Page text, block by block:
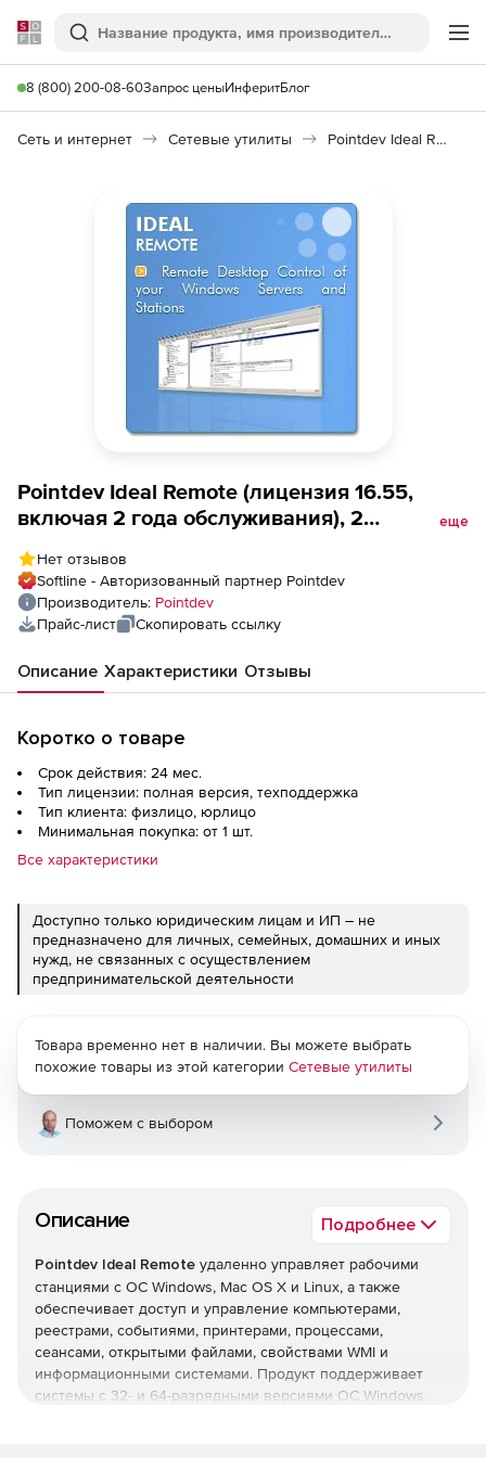
Softline
Поиск
8 (800) 200-08-60Запрос ценыИнферитБлог
Сеть и интернет Сетевые утилиты Pointdev Ideal Remote
Pointdev Ideal Remote (лицензия 16.55,
включая 2 года обслуживания), 2
еще
Нет отзывов
Softline - Авторизованный партнер Pointdev
Производитель: Pointdev
Прайс-лист
Скопировать ссылку
Описание Характеристики Отзывы
Коротко о товаре
Срок действия: 24 мес.
Тип лицензии: полная версия, техподдержка
Тип клиента: физлицо, юрлицо
Минимальная покупка: от 1 шт.
Все характеристики
Доступно только юридическим лицам и ИП – не
предназначено для личных, семейных, домашних и иных
нужд, не связанных с осуществлением
предпринимательской деятельности
Описание Подробнее
Pointdev Ideal Remote удаленно управляет рабочими
станциями с ОС Windows, Mac OS X и Linux, а также
обеспечивает доступ и управление компьютерами,
реестрами, событиями, принтерами, процессами,
сеансами, открытыми файлами, свойствами WMI и
информационными системами. Продукт поддерживает
системы с 32- и 64-разрядными версиями ОС Windows.
Товара временно нет в наличии. Вы можете выбрать
похожие товары из этой категории Сетевые утилиты
Поможем с выбором